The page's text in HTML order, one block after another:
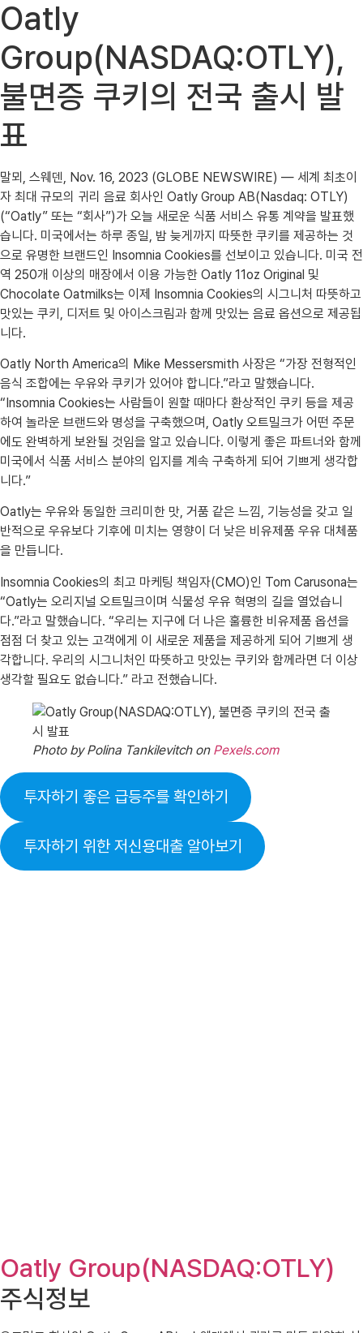
Oatly
Group(NASDAQ:OTLY),
불면증 쿠키의 전국 출시 발
표
말뫼, 스웨덴, Nov. 16, 2023 (GLOBE NEWSWIRE) — 세계 최초이
자 최대 규모의 귀리 음료 회사인 Oatly Group AB(Nasdaq: OTLY)
(“Oatly” 또는 “회사”)가 오늘 새로운 식품 서비스 유통 계약을 발표했
습니다. 미국에서는 하루 종일, 밤 늦게까지 따뜻한 쿠키를 제공하는 것
으로 유명한 브랜드인 Insomnia Cookies를 선보이고 있습니다. 미국 전
역 250개 이상의 매장에서 이용 가능한 Oatly 11oz Original 및
Chocolate Oatmilks는 이제 Insomnia Cookies의 시그니처 따뜻하고
맛있는 쿠키, 디저트 및 아이스크림과 함께 맛있는 음료 옵션으로 제공됩
니다.
Oatly North America의 Mike Messersmith 사장은 “가장 전형적인
음식 조합에는 우유와 쿠키가 있어야 합니다.”라고 말했습니다.
“Insomnia Cookies는 사람들이 원할 때마다 환상적인 쿠키 등을 제공
하여 놀라운 브랜드와 명성을 구축했으며, Oatly 오트밀크가 어떤 주문
에도 완벽하게 보완될 것임을 알고 있습니다. 이렇게 좋은 파트너와 함께
미국에서 식품 서비스 분야의 입지를 계속 구축하게 되어 기쁘게 생각합
니다.”
Oatly는 우유와 동일한 크리미한 맛, 거품 같은 느낌, 기능성을 갖고 일
반적으로 우유보다 기후에 미치는 영향이 더 낮은 비유제품 우유 대체품
을 만듭니다.
Insomnia Cookies의 최고 마케팅 책임자(CMO)인 Tom Carusona는
“Oatly는 오리지널 오트밀크이며 식물성 우유 혁명의 길을 열었습니
다.”라고 말했습니다. “우리는 지구에 더 나은 훌륭한 비유제품 옵션을
점점 더 찾고 있는 고객에게 이 새로운 제품을 제공하게 되어 기쁘게 생
각합니다. 우리의 시그니처인 따뜻하고 맛있는 쿠키와 함께라면 더 이상
생각할 필요도 없습니다.” 라고 전했습니다.
Photo by Polina Tankilevitch on Pexels.com
투자하기 좋은 급등주를 확인하기
투자하기 위한 저신용대출 알아보기
Oatly Group(NASDAQ:OTLY)
주식정보